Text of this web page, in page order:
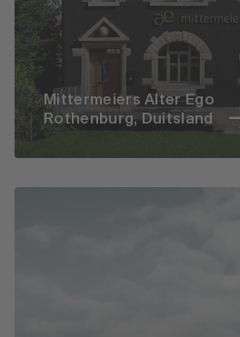
Mittermeiers Alter Ego
Rothenburg, Duitsland